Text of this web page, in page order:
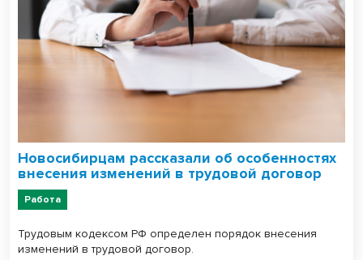
Новосибирцам рассказали об особенностях
внесения изменений в трудовой договор
Работа
Трудовым кодексом РФ определен порядок внесения
изменений в трудовой договор.